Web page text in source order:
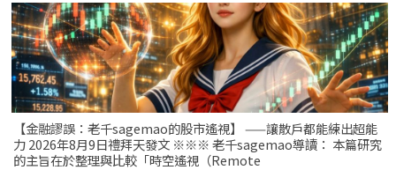
【金融謬誤：老千sagemao的股市遙視】 ——讓散戶都能練出超能
力 2026年8月9日禮拜天發文 ※※※ 老千sagemao導讀： 本篇研究
的主旨在於整理與比較「時空遙視（Remote